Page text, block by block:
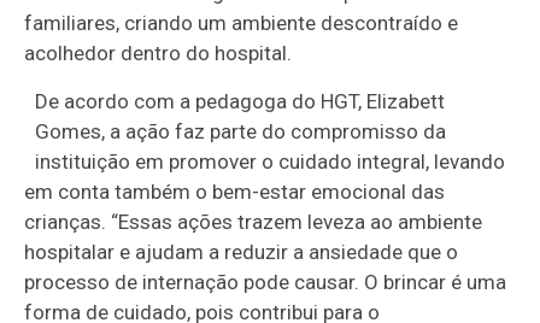
familiares, criando um ambiente descontraído e
acolhedor dentro do hospital.
De acordo com a pedagoga do HGT, Elizabett
Gomes, a ação faz parte do compromisso da
instituição em promover o cuidado integral, levando
em conta também o bem-estar emocional das
crianças. “Essas ações trazem leveza ao ambiente
hospitalar e ajudam a reduzir a ansiedade que o
processo de internação pode causar. O brincar é uma
forma de cuidado, pois contribui para o